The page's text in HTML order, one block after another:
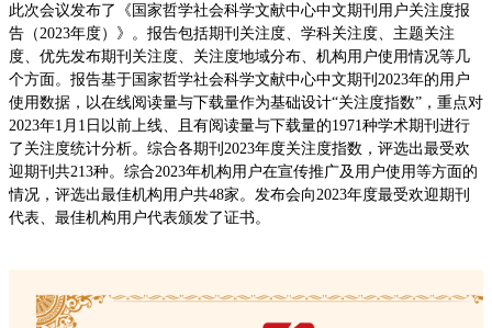
此次会议发布了《国家哲学社会科学文献中心中文期刊用户关注度报
告（2023年度）》。报告包括期刊关注度、学科关注度、主题关注
度、优先发布期刊关注度、关注度地域分布、机构用户使用情况等几
个方面。报告基于国家哲学社会科学文献中心中文期刊2023年的用户
使用数据，以在线阅读量与下载量作为基础设计“关注度指数”，重点对
2023年1月1日以前上线、且有阅读量与下载量的1971种学术期刊进行
了关注度统计分析。综合各期刊2023年度关注度指数，评选出最受欢
迎期刊共213种。综合2023年机构用户在宣传推广及用户使用等方面的
情况，评选出最佳机构用户共48家。发布会向2023年度最受欢迎期刊
代表、最佳机构用户代表颁发了证书。